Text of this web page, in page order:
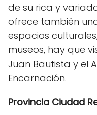
de su rica y
ofrece también
espacios
museos, hay que
Juan Bautista y el
Encarnación.
Provincia Ciudad